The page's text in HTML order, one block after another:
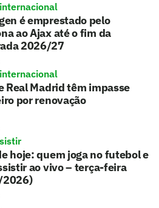
é emprestado pelo
ao Ajax até o fim da
2026/27
Real Madrid têm impasse
por renovação
hoje: quem joga no futebol e
ao vivo – terça-feira